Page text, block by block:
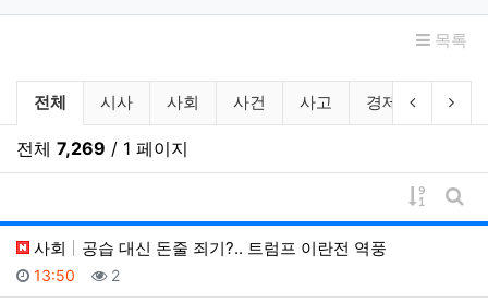
목록
뉴스 분류 목록
전체 시사 사회 사건 사고 경제 산업
이전 분류
다
전체 7,269 / 1 페이지
게시물
게
사회
공습 대신 돈줄 죄기?.. 트럼프 이란전 역풍
등록일
13:50 조회
2